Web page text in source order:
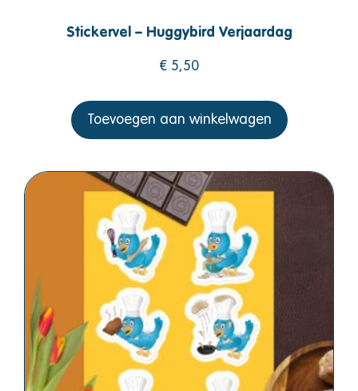
Stickervel – Huggybird Verjaardag
€ 5,50
Toevoegen aan winkelwagen